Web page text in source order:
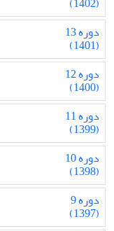
دوره 13
(1401)
دوره 12
(1400)
دوره 11
(1399)
دوره 10
(1398)
دوره 9
(1397)